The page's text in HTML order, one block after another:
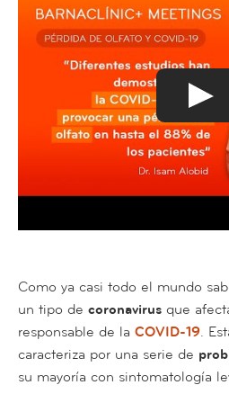
Como ya casi todo el mundo
un tipo de coronavirus que
responsable de la COVID-19.
caracteriza por una serie de
su mayoría con sintomatología